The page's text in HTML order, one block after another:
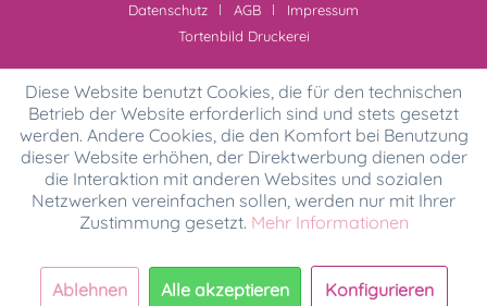
Datenschutz
AGB
Impressum
Tortenbild Druckerei
Diese Website benutzt Cookies, die für den technischen
Betrieb der Website erforderlich sind und stets gesetzt
werden. Andere Cookies, die den Komfort bei Benutzung
dieser Website erhöhen, der Direktwerbung dienen oder
die Interaktion mit anderen Websites und sozialen
Netzwerken vereinfachen sollen, werden nur mit Ihrer
Zustimmung gesetzt. Mehr Informationen
Ablehnen Alle akzeptieren Konfigurieren